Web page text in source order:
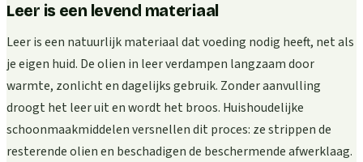
Leer is een levend materiaal
Leer is een natuurlijk materiaal dat voeding nodig heeft, net als
je eigen huid. De olien in leer verdampen langzaam door
warmte, zonlicht en dagelijks gebruik. Zonder aanvulling
droogt het leer uit en wordt het broos. Huishoudelijke
schoonmaakmiddelen versnellen dit proces: ze strippen de
resterende olien en beschadigen de beschermende afwerklaag.